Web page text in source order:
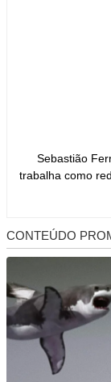
Sebastião
trabalha como